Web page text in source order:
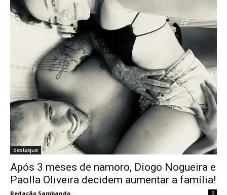
destaque
Após 3 meses de namoro, Diogo Nogueira e
Paolla Oliveira decidem aumentar a família!
Redação Sambando - 0